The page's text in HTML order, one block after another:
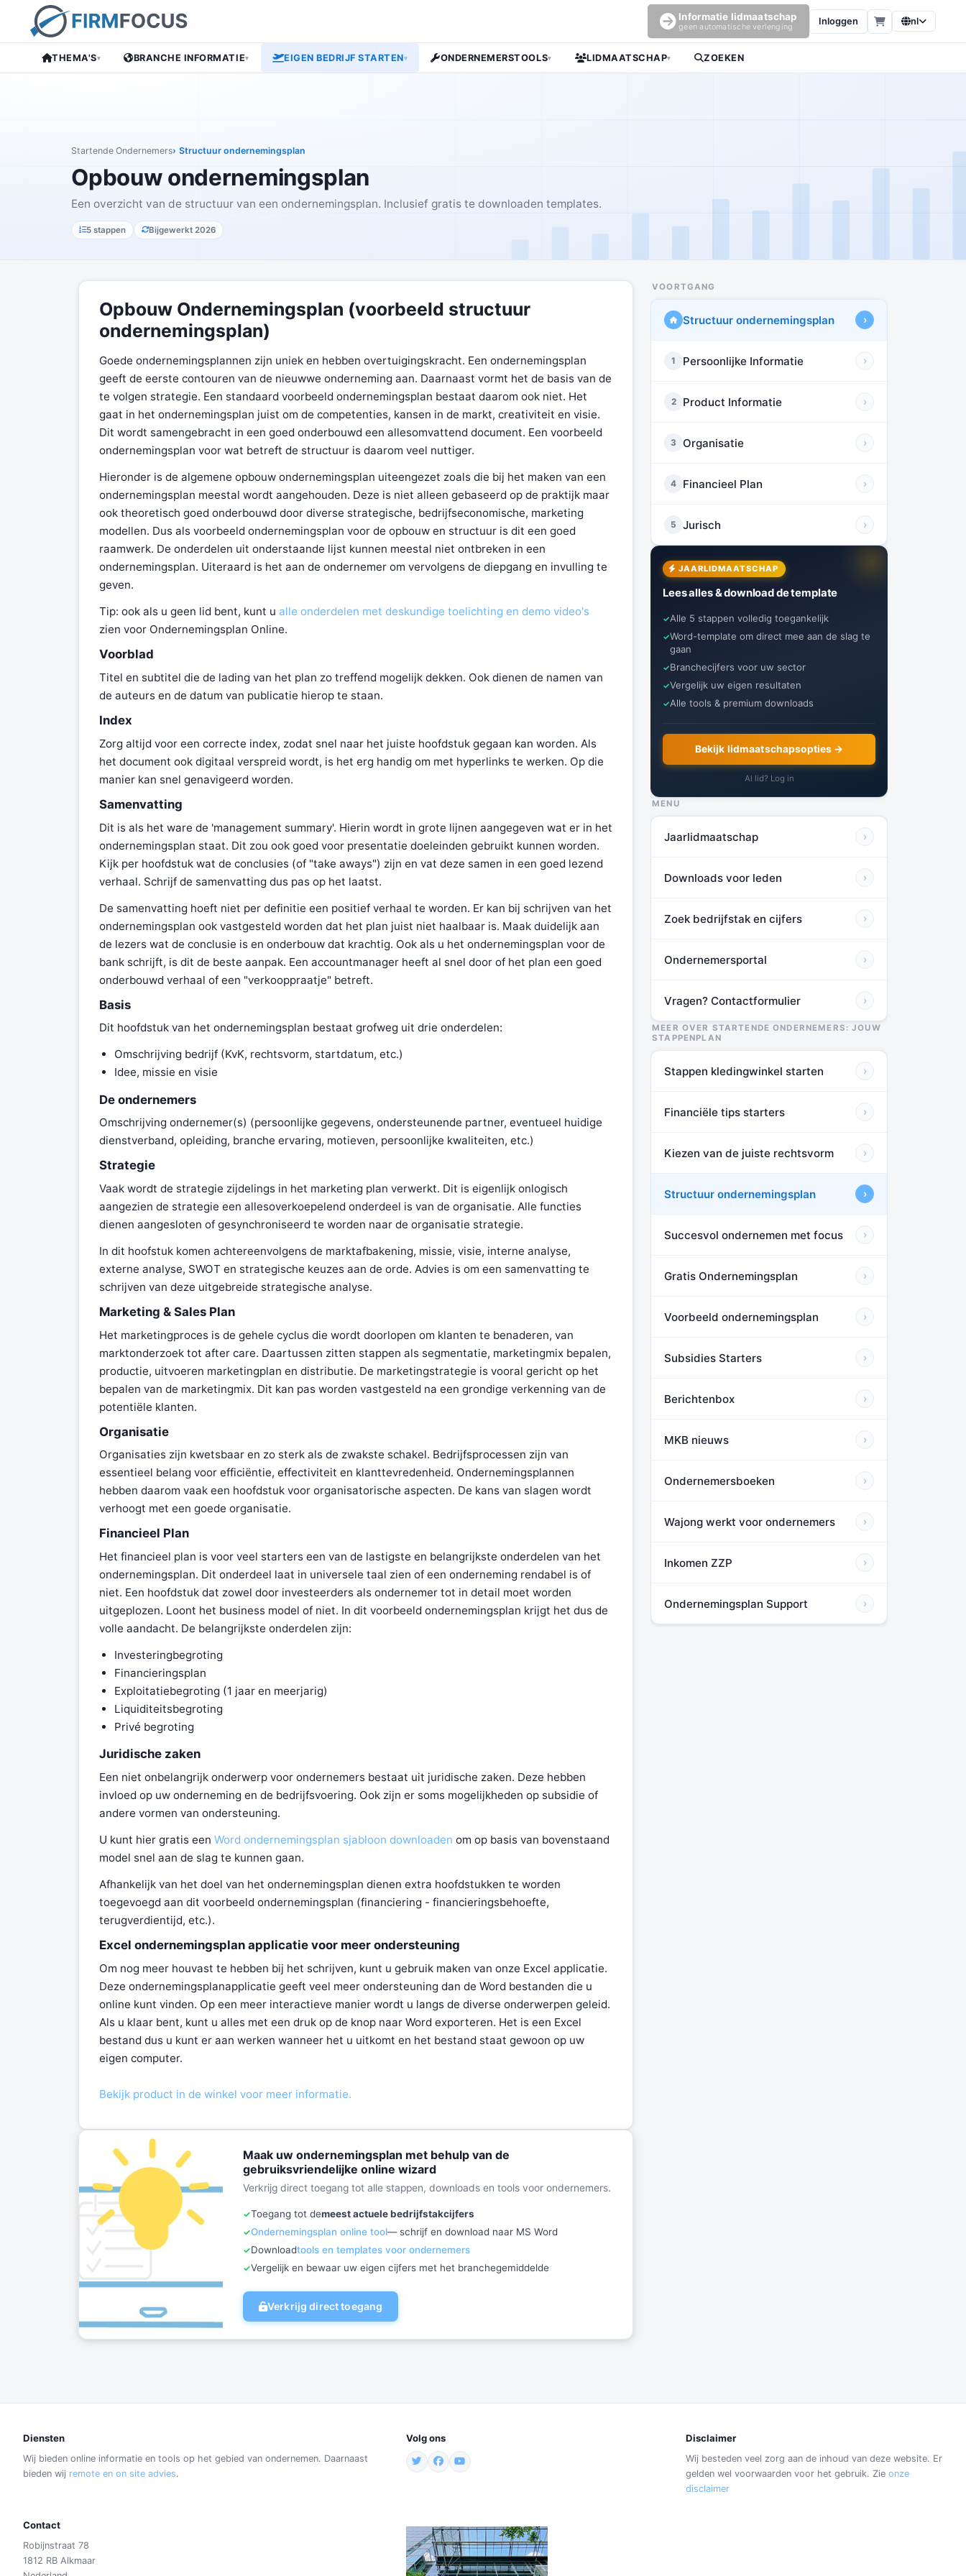
Informatie lidmaatschap
geen automatische verlenging
Inloggen nl
THEMA'S▾ BRANCHE INFORMATIE▾ EIGEN BEDRIJF STARTEN▾ ONDERNEMERSTOOLS▾ LIDMAATSCHAP▾ ZOEKEN
Startende Ondernemers Structuur ondernemingsplan
Opbouw ondernemingsplan
Een overzicht van de structuur van een ondernemingsplan. Inclusief gratis te downloaden templates.
5 stappen Bijgewerkt 2026
Opbouw Ondernemingsplan (voorbeeld structuur
ondernemingsplan)
Goede ondernemingsplannen zijn uniek en hebben overtuigingskracht. Een ondernemingsplan
geeft de eerste contouren van de nieuwwe onderneming aan. Daarnaast vormt het de basis van de
te volgen strategie. Een standaard voorbeeld ondernemingsplan bestaat daarom ook niet. Het
gaat in het ondernemingsplan juist om de competenties, kansen in de markt, creativiteit en visie.
Dit wordt samengebracht in een goed onderbouwd een allesomvattend document. Een voorbeeld
ondernemingsplan voor wat betreft de structuur is daarom veel nuttiger.
Hieronder is de algemene opbouw ondernemingsplan uiteengezet zoals die bij het maken van een
ondernemingsplan meestal wordt aangehouden. Deze is niet alleen gebaseerd op de praktijk maar
ook theoretisch goed onderbouwd door diverse strategische, bedrijfseconomische, marketing
modellen. Dus als voorbeeld ondernemingsplan voor de opbouw en structuur is dit een goed
raamwerk. De onderdelen uit onderstaande lijst kunnen meestal niet ontbreken in een
ondernemingsplan. Uiteraard is het aan de ondernemer om vervolgens de diepgang en invulling te
geven.
Tip: ook als u geen lid bent, kunt u alle onderdelen met deskundige toelichting en demo video's
zien voor Ondernemingsplan Online.
Voorblad
Titel en subtitel die de lading van het plan zo treffend mogelijk dekken. Ook dienen de namen van
de auteurs en de datum van publicatie hierop te staan.
Index
Zorg altijd voor een correcte index, zodat snel naar het juiste hoofdstuk gegaan kan worden. Als
het document ook digitaal verspreid wordt, is het erg handig om met hyperlinks te werken. Op die
manier kan snel genavigeerd worden.
Samenvatting
Dit is als het ware de 'management summary'. Hierin wordt in grote lijnen aangegeven wat er in het
ondernemingsplan staat. Dit zou ook goed voor presentatie doeleinden gebruikt kunnen worden.
Kijk per hoofdstuk wat de conclusies (of "take aways") zijn en vat deze samen in een goed lezend
verhaal. Schrijf de samenvatting dus pas op het laatst.
De samenvatting hoeft niet per definitie een positief verhaal te worden. Er kan bij schrijven van het
ondernemingsplan ook vastgesteld worden dat het plan juist niet haalbaar is. Maak duidelijk aan
de lezers wat de conclusie is en onderbouw dat krachtig. Ook als u het ondernemingsplan voor de
bank schrijft, is dit de beste aanpak. Een accountmanager heeft al snel door of het plan een goed
onderbouwd verhaal of een "verkooppraatje" betreft.
Basis
Dit hoofdstuk van het ondernemingsplan bestaat grofweg uit drie onderdelen:
Omschrijving bedrijf (KvK, rechtsvorm, startdatum, etc.)
Idee, missie en visie
De ondernemers
Omschrijving ondernemer(s) (persoonlijke gegevens, ondersteunende partner, eventueel huidige
dienstverband, opleiding, branche ervaring, motieven, persoonlijke kwaliteiten, etc.)
Strategie
Vaak wordt de strategie zijdelings in het marketing plan verwerkt. Dit is eigenlijk onlogisch
aangezien de strategie een allesoverkoepelend onderdeel is van de organisatie. Alle functies
dienen aangesloten of gesynchroniseerd te worden naar de organisatie strategie.
In dit hoofstuk komen achtereenvolgens de marktafbakening, missie, visie, interne analyse,
externe analyse, SWOT en strategische keuzes aan de orde. Advies is om een samenvatting te
schrijven van deze uitgebreide strategische analyse.
Marketing & Sales Plan
Het marketingproces is de gehele cyclus die wordt doorlopen om klanten te benaderen, van
marktonderzoek tot after care. Daartussen zitten stappen als segmentatie, marketingmix bepalen,
productie, uitvoeren marketingplan en distributie. De marketingstrategie is vooral gericht op het
bepalen van de marketingmix. Dit kan pas worden vastgesteld na een grondige verkenning van de
potentiële klanten.
Organisatie
Organisaties zijn kwetsbaar en zo sterk als de zwakste schakel. Bedrijfsprocessen zijn van
essentieel belang voor efficiëntie, effectiviteit en klanttevredenheid. Ondernemingsplannen
hebben daarom vaak een hoofdstuk voor organisatorische aspecten. De kans van slagen wordt
verhoogt met een goede organisatie.
Financieel Plan
Het financieel plan is voor veel starters een van de lastigste en belangrijkste onderdelen van het
ondernemingsplan. Dit onderdeel laat in universele taal zien of een onderneming rendabel is of
niet. Een hoofdstuk dat zowel door investeerders als ondernemer tot in detail moet worden
uitgeplozen. Loont het business model of niet. In dit voorbeeld ondernemingsplan krijgt het dus de
volle aandacht. De belangrijkste onderdelen zijn:
Investeringbegroting
Financieringsplan
Exploitatiebegroting (1 jaar en meerjarig)
Liquiditeitsbegroting
Privé begroting
Juridische zaken
Een niet onbelangrijk onderwerp voor ondernemers bestaat uit juridische zaken. Deze hebben
invloed op uw onderneming en de bedrijfsvoering. Ook zijn er soms mogelijkheden op subsidie of
andere vormen van ondersteuning.
U kunt hier gratis een Word ondernemingsplan sjabloon downloaden om op basis van bovenstaand
model snel aan de slag te kunnen gaan.
Afhankelijk van het doel van het ondernemingsplan dienen extra hoofdstukken te worden
toegevoegd aan dit voorbeeld ondernemingsplan (financiering - financieringsbehoefte,
terugverdientijd, etc.).
Excel ondernemingsplan applicatie voor meer ondersteuning
Om nog meer houvast te hebben bij het schrijven, kunt u gebruik maken van onze Excel applicatie.
Deze ondernemingsplanapplicatie geeft veel meer ondersteuning dan de Word bestanden die u
online kunt vinden. Op een meer interactieve manier wordt u langs de diverse onderwerpen geleid.
Als u klaar bent, kunt u alles met een druk op de knop naar Word exporteren. Het is een Excel
bestand dus u kunt er aan werken wanneer het u uitkomt en het bestand staat gewoon op uw
eigen computer.
Bekijk product in de winkel voor meer informatie.
Maak uw ondernemingsplan met behulp van de
gebruiksvriendelijke online wizard
Verkrijg direct toegang tot alle stappen, downloads en tools voor ondernemers.
Toegang tot demeest actuele bedrijfstakcijfers
Ondernemingsplan online tool— schrijf en download naar MS Word
Downloadtools en templates voor ondernemers
Vergelijk en bewaar uw eigen cijfers met het branchegemiddelde
Verkrijg direct toegang
VOORTGANG
Structuur ondernemingsplan ›
1 Persoonlijke Informatie ›
2 Product Informatie ›
3 Organisatie ›
4 Financieel Plan ›
5 Jurisch ›
JAARLIDMAATSCHAP
Lees alles & download de template
Alle 5 stappen volledig toegankelijk
Word-template om direct mee aan de slag te
gaan
Branchecijfers voor uw sector
Vergelijk uw eigen resultaten
Alle tools & premium downloads
Bekijk lidmaatschapsopties →
Al lid? Log in
MENU
Jaarlidmaatschap ›
Downloads voor leden ›
Zoek bedrijfstak en cijfers ›
Ondernemersportal ›
Vragen? Contactformulier ›
MEER OVER STARTENDE ONDERNEMERS: JOUW
STAPPENPLAN
Stappen kledingwinkel starten ›
Financiële tips starters ›
Kiezen van de juiste rechtsvorm ›
Structuur ondernemingsplan ›
Succesvol ondernemen met focus ›
Gratis Ondernemingsplan ›
Voorbeeld ondernemingsplan ›
Subsidies Starters ›
Berichtenbox ›
MKB nieuws ›
Ondernemersboeken ›
Wajong werkt voor ondernemers ›
Inkomen ZZP ›
Ondernemingsplan Support ›
Diensten
Wij bieden online informatie en tools op het gebied van ondernemen. Daarnaast
bieden wij remote en on site advies.
Volg ons Disclaimer
Wij besteden veel zorg aan de inhoud van deze website. Er
gelden wel voorwaarden voor het gebruik. Zieonze
disclaimer
Contact
Robijnstraat 78
1812 RB Alkmaar